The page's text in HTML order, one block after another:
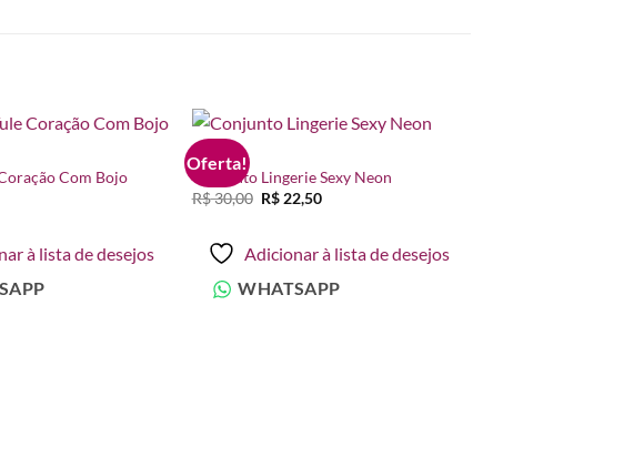
à lista de
Com Bojo
à lista de desejos
Oferta!
BAZAR
Conjunto Lingerie Sexy Neon
R$30,00 O
R$ 30,00.
R$22,50O
R$ 22,50.
Adicionar à lista de desejos
WHATSAPP